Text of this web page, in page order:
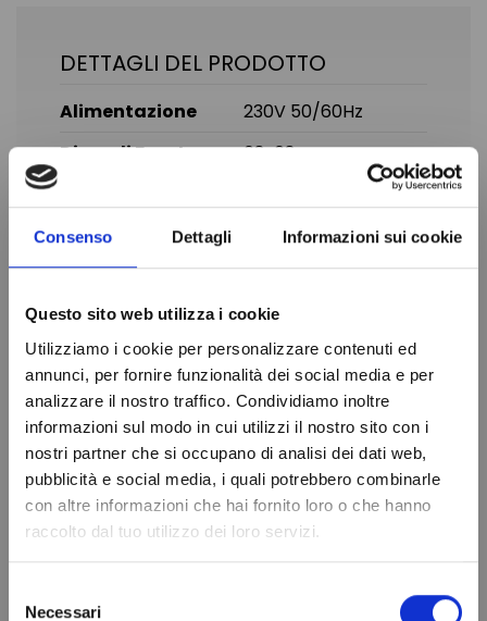
Consenso Dettagli Informazioni sui cookie
Questo sito web utilizza i cookie
Utilizziamo i cookie per personalizzare contenuti ed
annunci, per fornire funzionalità dei social media e per
analizzare il nostro traffico. Condividiamo inoltre
informazioni sul modo in cui utilizzi il nostro sito con i
nostri partner che si occupano di analisi dei dati web,
pubblicità e social media, i quali potrebbero combinarle
con altre informazioni che hai fornito loro o che hanno
raccolto dal tuo utilizzo dei loro servizi.
delNecessari
DETTAGLI DEL PRODOTTO
Alimentazione
230V 50/60Hz
Dima di Foratura
68x68 mm
MarcaEVCO
Condizione Nuovo
Do not show again.